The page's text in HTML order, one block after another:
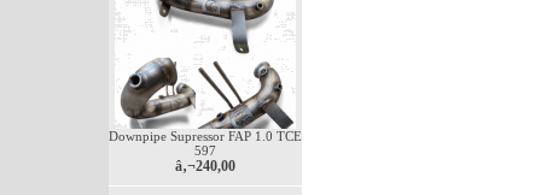
Downpipe Supressor FAP 1.0 TCE
597
â‚¬240,00